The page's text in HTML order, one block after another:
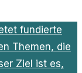
fundierte
Themen, die
Ziel ist es,